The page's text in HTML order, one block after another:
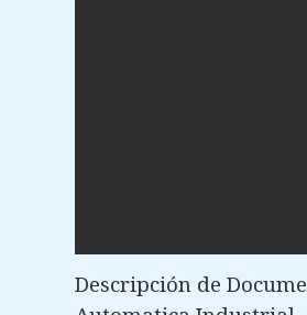
Descripción de